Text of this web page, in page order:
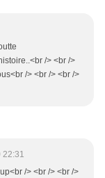
/> <br />
/> <br /> <br />
22:31
/> <br /> <br />